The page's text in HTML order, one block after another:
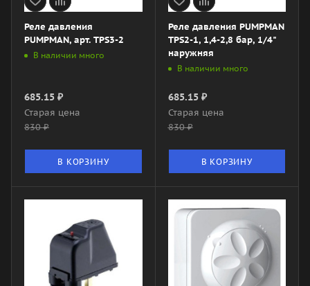
Реле давления
PUMPMAN, арт. TPS3-2
В наличии много
685.15 ₽
Старая цена
830₽
В КОРЗИНУ
Реле давления PUMPMAN
TPS2-1, 1,4-2,8 бар, 1/4"
наружняя
В наличии много
685.15₽
Старая цена
830₽
В КОРЗИНУ